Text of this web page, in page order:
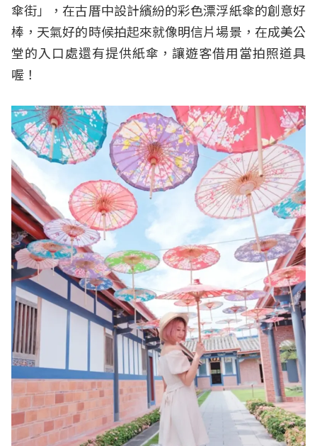
傘街」，在古厝中設計繽紛的彩色漂浮紙傘的創意好
棒，天氣好的時候拍起來就像明信片場景，在成美公
堂的入口處還有提供紙傘，讓遊客借用當拍照道具
喔！